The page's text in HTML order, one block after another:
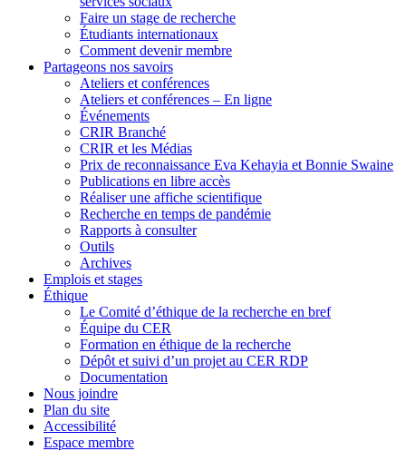
Faire un stage de recherche
Étudiants internationaux
Comment devenir membre
Partageons nos savoirs
Ateliers et conférences
Ateliers et conférences – En ligne
Événements
CRIR Branché
CRIR et les Médias
Prix de reconnaissance Eva Kehayia et Bonnie Swaine
Publications en libre accès
Réaliser une affiche scientifique
Recherche en temps de pandémie
Rapports à consulter
Outils
Archives
Emplois et stages
Éthique
Le Comité d’éthique de la recherche en bref
Équipe du CER
Formation en éthique de la recherche
Dépôt et suivi d’un projet au CER RDP
Documentation
Nous joindre
Plan du site
Accessibilité
Espace membre